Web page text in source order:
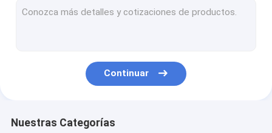
Continuar
Nuestras Categorías